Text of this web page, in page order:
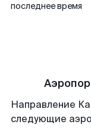
последнее время
Направление
следующие